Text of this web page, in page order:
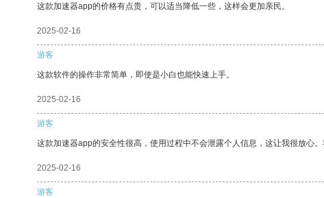
这款加速器app的价格有点贵，可以适当降低一些，这样会更加亲民。
2025-02-16
游客
这款软件的操作非常简单，即使是小白也能快速上手。
2025-02-16
游客
这款加速器app的安全性很高，使用过程中不会泄露个人信息，这让我很放心
2025-02-16
游客